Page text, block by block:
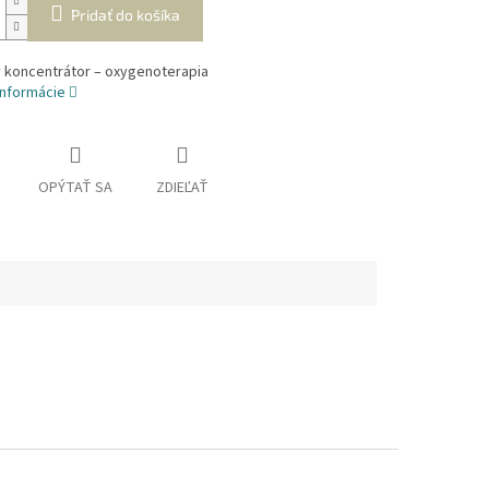
Pridať do košíka
koncentrátor – oxygenoterapia
OPÝTAŤ SA ZDIEĽAŤ